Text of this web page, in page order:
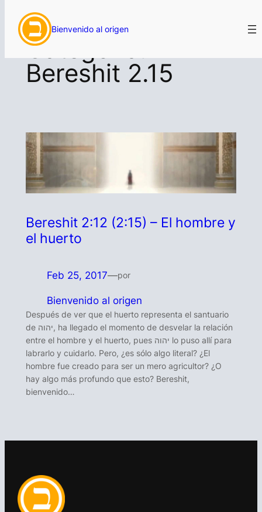
Saltar
Bienvenido al origen
Categoría:
Bereshit 2.15
Bereshit 2:12 (2:15) – El hombre y
el huerto
Feb 25, 2017—por
Bienvenido al origen
Después de ver que el huerto representa el santuario
de יהוה, ha llegado el momento de desvelar la relación
entre el hombre y el huerto, pues יהוה lo puso allí para
labrarlo y cuidarlo. Pero, ¿es sólo algo literal? ¿El
hombre fue creado para ser un mero agricultor? ¿O
hay algo más profundo que esto? Bereshit,
bienvenido…